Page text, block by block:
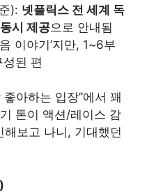
): 넷플릭스 전 세계 독
시 제공으로 안내됨
이야기’지만, 1~6부
된 편
아하는 입장”에서 꽤
톤이 액션/레이스 감
보고 나니, 기대했던